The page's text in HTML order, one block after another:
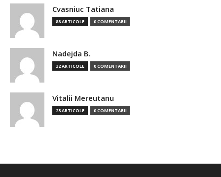
Cvasniuc Tatiana
88 ARTICOLE 0 COMENTARII
Nadejda B.
32 ARTICOLE 0 COMENTARII
Vitalii Mereutanu
23 ARTICOLE 0 COMENTARII